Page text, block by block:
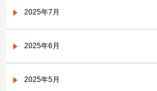
2025年7月
2025年6月
2025年5月